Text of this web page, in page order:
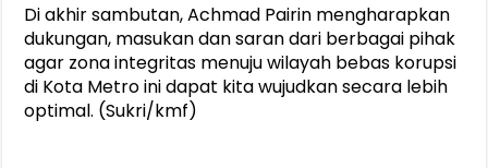
Di akhir sambutan, Achmad Pairin mengharapkan
dukungan, masukan dan saran dari berbagai pihak
agar zona integritas menuju wilayah bebas korupsi
di Kota Metro ini dapat kita wujudkan secara lebih
optimal. (Sukri/kmf)